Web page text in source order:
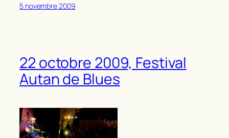
5 novembre 2009
22 octobre 2009, Festival
Autan de Blues